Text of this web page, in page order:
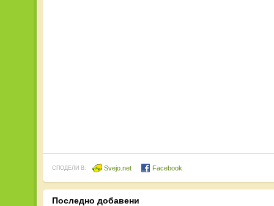
СПОДЕЛИ В: Svejo.net Facebook
Последно добавени